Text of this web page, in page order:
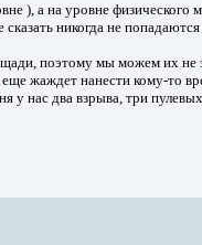
), а на уровне физического
никогда не
поэтому мы можем их не
еще жаждет нанести кому-то
у нас два взрыва, три